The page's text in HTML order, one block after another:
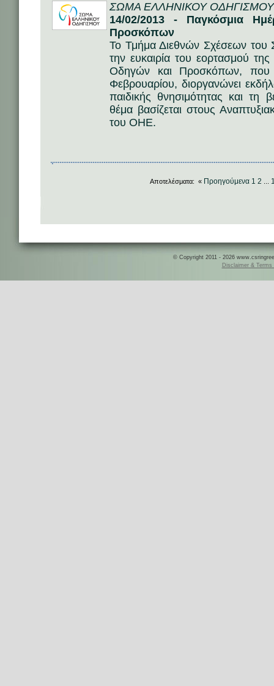
ΣΩΜΑ ΕΛΛΗΝΙΚΟΥ
14/02/2013 - Παγκόσμια
Προσκόπων
Το Τμήμα Διεθνών Σχέσεων του
την ευκαιρία του εορτασμού
Οδηγών και Προσκόπων, που
Φεβρουαρίου, διοργανώνει
παιδικής θνησιμότητας και τη
θέμα βασίζεται στους
του ΟΗΕ.
Αποτελέσματα: « Προηγούμενα 1 2
© Copyright 2011 - 2026
Disclaimer & Terms